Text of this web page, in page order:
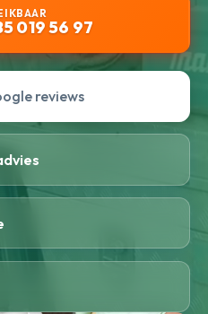
019 56 97
reviews